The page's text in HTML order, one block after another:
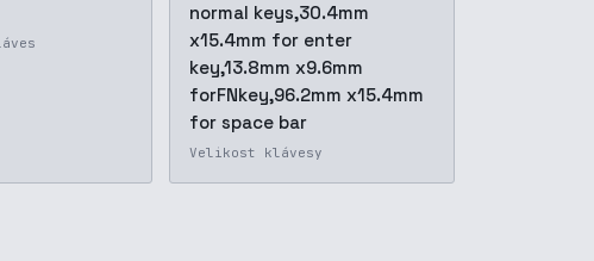
normal keys,30.4mm
x15.4mm for enter
key,13.8mm x9.6mm
forFNkey,96.2mm x15.4mm
for space bar
Velikost klávesy